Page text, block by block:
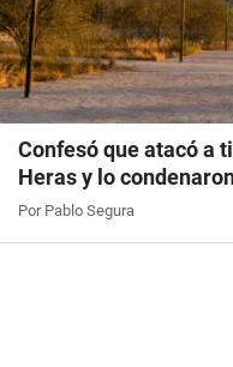
Confesó que atacó a
Heras y lo
Por Pablo Segura